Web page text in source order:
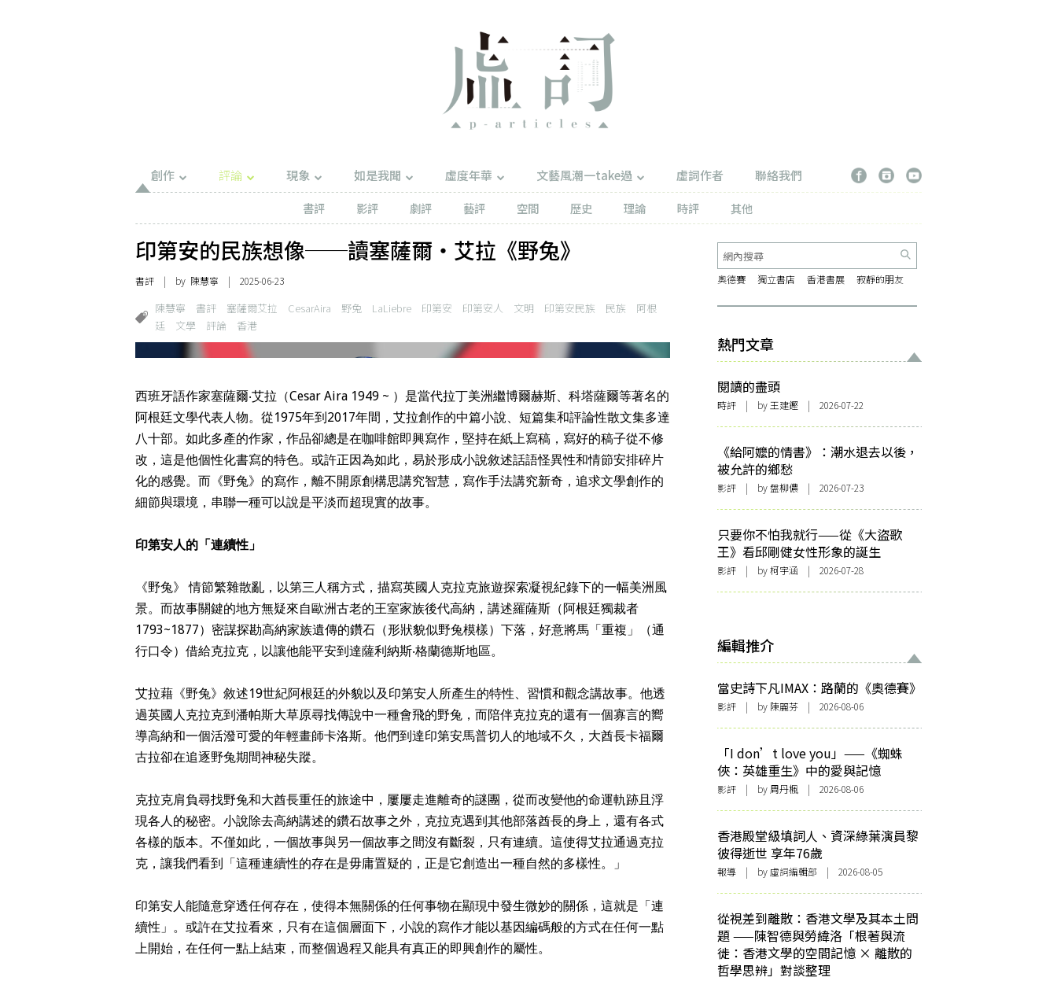
創作 評論 現象 如是我聞 虛度年華 文藝風潮一take過 虛詞作者
聯絡我們
書評
影評 劇評 藝評 空間 歷史 理論 時評 其他
印第安的民族想像──讀塞薩爾‧艾拉《野兔》
書評 | by 陳慧寧 | 2025-06-23
陳慧寧 書評 塞薩爾艾拉 CesarAira 野兔 LaLiebre 印第安 印第安人 文明 印第安民族 民族
阿根
廷
文學 評論 香港
西班牙語作家塞薩爾‧艾拉（Cesar Aira 1949 ~ ） 是當代拉丁美洲繼博爾赫斯、科塔薩爾等著名的
阿根廷文學代表人物。從1975年到 2017年間，艾拉創作的中篇小說、短篇集和評論性散文集多達
八十部。如此多產的作家，作品卻總是在咖啡館即興寫作，堅持在紙上寫稿，寫好的稿子從不修
改，這是他個性化書寫的特色。或許正因為如此，易於形成小說敘述話語怪異性和情節安排碎片
化的感覺。而《野兔》的寫作，離不開原創構思講究智慧，寫作手法講究新奇，追求文學創作的
細節與環境，串聯一種可以說是平淡而超現實的故事。
印第安人的「連續性」
《野兔》 情節繁雜散亂，以第三人稱方式，描寫英國人克拉克旅遊探索凝視紀錄下的一幅美洲風
景。而故事關鍵的地方無疑來自歐洲古老的王室家族後代高納，講述羅薩斯 （阿根廷獨裁者
1793~1877）密謀探勘高納家族遺傳的鑽石（形狀貌似野兔模樣）下落 ，好意將馬「重複」（通
行口令）借給克拉克，以讓他能平安到達薩利納斯‧格蘭德斯地區。
艾拉藉《野兔》敘述19世紀阿根廷的外貌以及印第安人所產生的特性、習慣和觀念講故事。他透
過英國人克拉克到潘帕斯大草原尋找傳說中一種會飛的野兔，而陪伴克拉克的還有一個寡言的嚮
導高納和一個活潑可愛的年輕畫師卡洛斯。他們到達印第安馬普切人的地域不久，大酋長卡福爾
古拉卻在追逐野兔期間神秘失蹤。
克拉克肩負尋找野兔和大酋長重任的旅途中，屢屢走進離奇的謎團，從而改變他的命運軌跡且浮
現各人的秘密。小說除去高納講述的鑽石故事之外，克拉克遇到其他部落酋長的身上，還有各式
各樣的版本。不僅如此，一個故事與另一個故事之間沒有斷裂，只有連續。這使得艾拉通過克拉
克，讓我們看到「這種連續性的存在是毋庸置疑的，正是它創造出一種自然的多樣性。」
印第安人能隨意穿透任何存在，使得本無關係的任何事物在顯現中發生微妙的關係，這就是「連
續性」。或許在艾拉看來，只有在這個層面下，小說的寫作才能以基因編碼般的方式在任何一點
上開始，在任何一點上結束，而整個過程又能具有真正的即興創作的屬性。
奧德賽 獨立書店 香港書展 寂靜的朋友
熱門文章
閱讀的盡頭
時評 | by 王建鏗 | 2026-07-22
《給阿嬤的情書》：潮水退去以後，
被允許的鄉愁
影評 | by 盤柳儂 | 2026-07-23
只要你不怕我就行——從《大盜歌
王》看邱剛健女性形象的誕生
影評 | by 柯宇涵 | 2026-07-28
編輯推介
當史詩下凡IMAX：路蘭的《奧德賽》
影評 | by 陳麗芬 | 2026-08-06
「I don’t love you」——《蜘蛛
俠：英雄重生》中的愛與記憶
影評 | by 周丹楓 | 2026-08-06
香港殿堂級填詞人、資深綠葉演員黎
彼得逝世 享年76歲
報導 | by 虛詞編輯部 | 2026-08-05
從視差到離散：香港文學及其本土問
題 ——陳智德與勞緯洛「根著與流
徙：香港文學的空間記憶 × 離散的
哲學思辨」對談整理